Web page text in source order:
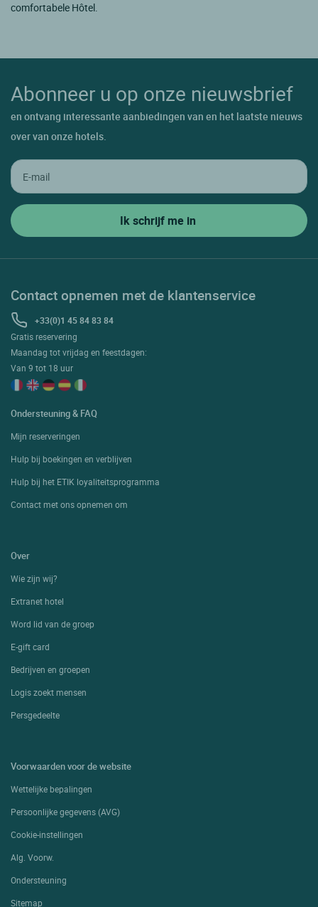
comfortabele Hôtel.
Abonneer u op onze nieuwsbrief
en ontvang interessante aanbiedingen van en het laatste nieuws
over van onze hotels.
Contact opnemen met de klantenservice
+33(0)1 45 84 83 84
Gratis reservering
Maandag tot vrijdag en feestdagen:
Van 9 tot 18 uur
Ondersteuning & FAQ
Mijn reserveringen
Hulp bij boekingen en verblijven
Hulp bij het ETIK loyaliteitsprogramma
Contact met ons opnemen om
Over
Wie zijn wij?
Extranet hotel
Word lid van de groep
E-gift card
Bedrijven en groepen
Logis zoekt mensen
Persgedeelte
Voorwaarden voor de website
Wettelijke bepalingen
Persoonlijke gegevens (AVG)
Cookie-instellingen
Alg. Voorw.
Ondersteuning
Sitemap